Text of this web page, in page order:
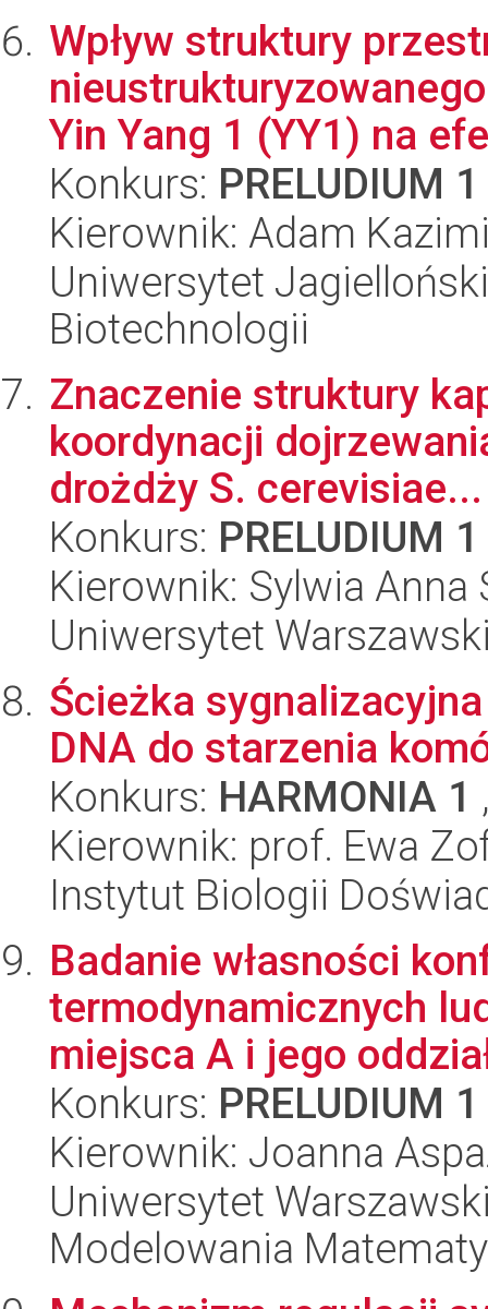
Wpływ struktury
Yin Yang 1 (YY1) na
Konkurs: PRELUDIUM 1
Kierownik: Adam
Uniwersytet
Biotechnologii
Znaczenie struktury
koordynacji
drożdży S. cerevisiae...
Konkurs: PRELUDIUM 1
Kierownik: Sylwia Anna
Uniwersytet
Ścieżka
DNA do starzenia
Konkurs: HARMONIA 1
Kierownik: prof. Ewa
Instytut Biologii
Badanie własności
termodynamicznych
miejsca A i jego
Konkurs: PRELUDIUM 1
Kierownik: Joanna
Uniwersytet
Modelowania